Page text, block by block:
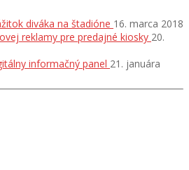
diváka na štadióne 16. marca 2018
reklamy pre predajné kiosky 20.
informačný panel 21. januára